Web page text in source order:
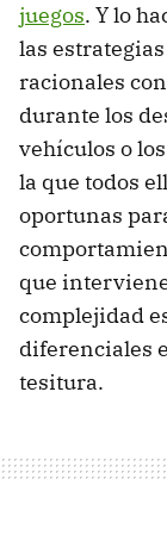
juegos. Y lo
las
racionales
durante los
vehículos o
la que todos
oportunas
que
complejidad
diferenciales
tesitura.